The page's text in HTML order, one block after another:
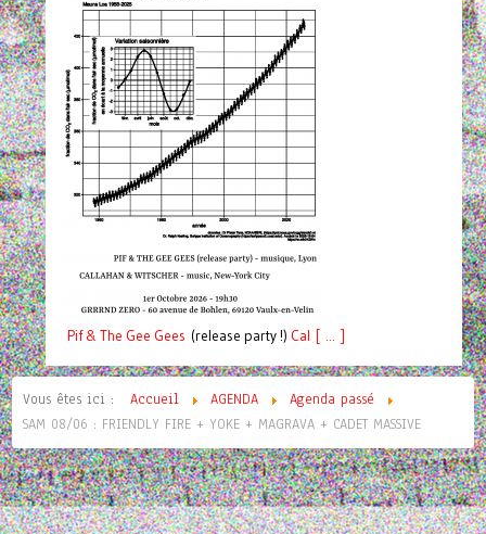
Pif& The Gee Gees (release party !) Cal [ ... ]
Vous êtes ici : Accueil AGENDA
Agenda passé
SAM 08/06 : FRIENDLY FIRE + YOKE + MAGRAVA + CADET MASSIVE